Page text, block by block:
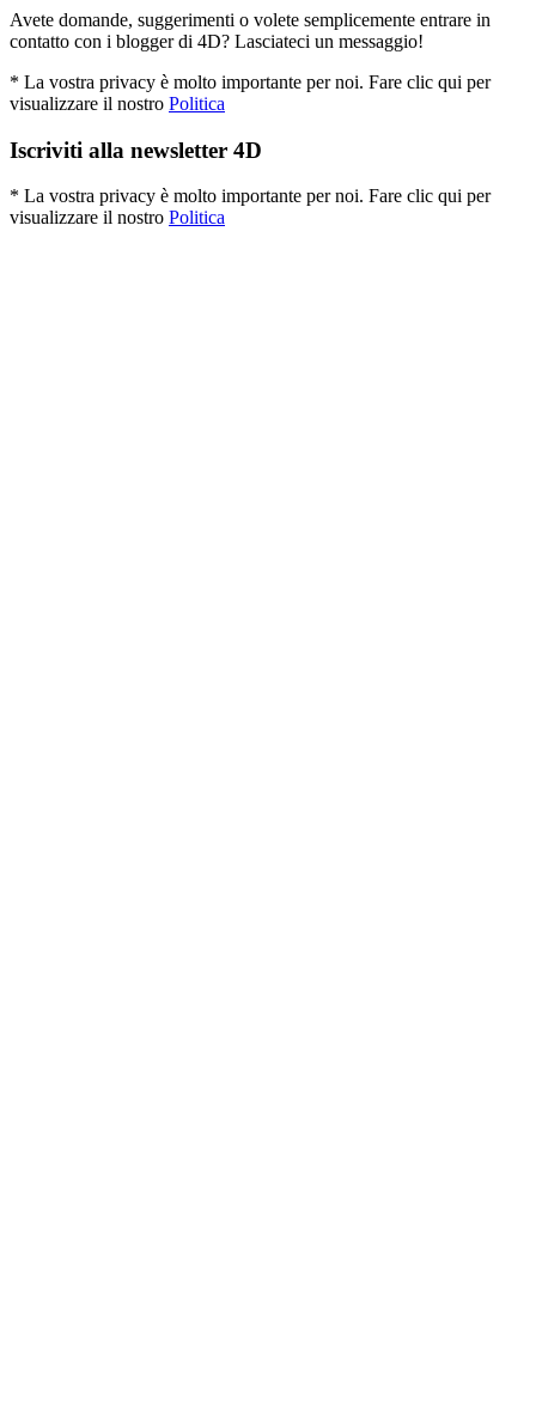
Avete domande, suggerimenti o volete semplicemente entrare in
contatto con i blogger di 4D? Lasciateci un messaggio!
* La vostra privacy è molto importante per noi. Fare clic qui per
visualizzare il nostro Politica
Iscriviti alla newsletter 4D
* La vostra privacy è molto importante per noi. Fare clic qui per
visualizzare il nostro Politica